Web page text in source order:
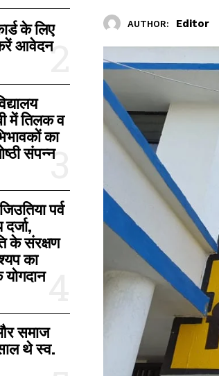
वैश्य समाज के लोग, वैश्य समागम में बोले समीर
का निवेश
जेम्स
आयोजन
July 25,
In
के लिए
आवेदन
में तिलक व
का
संपन्न
पर्व
के संरक्षण
का
समाज
थे स्व.
AUTHOR: Editor